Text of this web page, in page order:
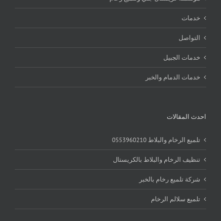
خدمات
التواصل
خدمات الجبيل
خدمات الدمام والخبر
احدث المقالات
تلميع الرخام والبلاط 0553960210
تنظيف الرخام والبلاط بالكريستال
شركة تلميع رخام بالخبر
تلميع سلالم الرخام